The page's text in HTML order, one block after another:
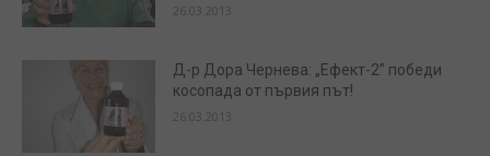
26.03.2013
Д-р Дора Чернева: „Ефект-2” победи
косопада от първия път!
26.03.2013